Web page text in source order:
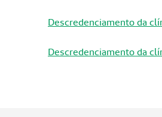
Descredenciamento da
Descredenciamento da